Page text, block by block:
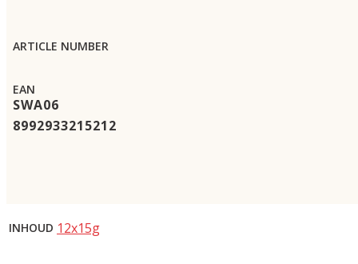
ARTICLE NUMBER
EAN
SWA06
8992933215212
INHOUD 12x15g